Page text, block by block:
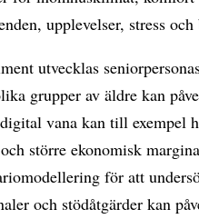
upplevelser, stress
utvecklas
grupper av äldre kan
vana kan till exempel
större ekonomisk
för att
och stödåtgärder kan